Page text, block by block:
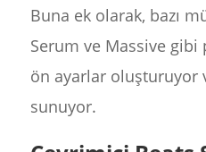
Buna ek olarak, bazı
Serum ve Massive
ön ayarlar oluşturuyor
sunuyor.